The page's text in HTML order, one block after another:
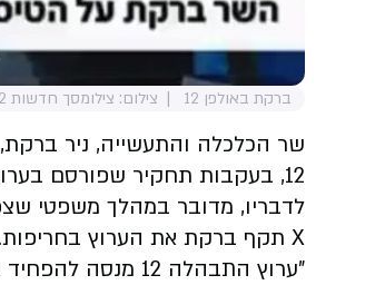
ברקת באולפן 12 צילום: צילומסך חדשות 12
שר הכלכלה והתעשייה, ניר
12, בעקבות תחקיר שפורסם בערוץ ועסק בהתנהלותו ובקשריו העסקיים.
לדבריו, מדובר במהלך משפטי
X תקף ברקת את הערוץ בחריפות.
"ערוץ התבהלה 12